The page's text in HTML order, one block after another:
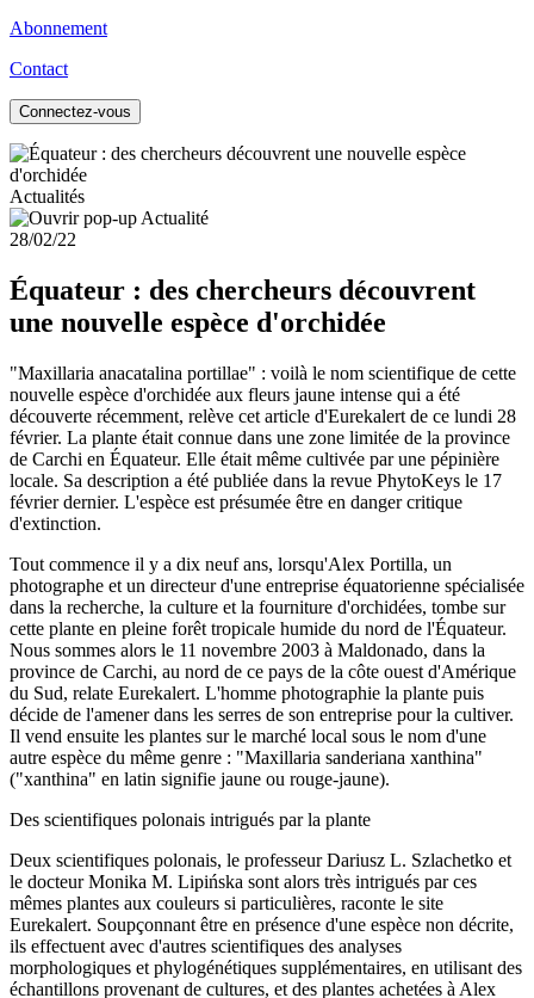
Abonnement
Contact
Connectez-vous
Actualités
28/02/22
Équateur : des chercheurs découvrent
une nouvelle espèce d'orchidée
"Maxillaria anacatalina portillae" : voilà le nom scientifique de cette
nouvelle espèce d'orchidée aux fleurs jaune intense qui a été
découverte récemment, relève cet article d'Eurekalert de ce lundi 28
février. La plante était connue dans une zone limitée de la province
de Carchi en Équateur. Elle était même cultivée par une pépinière
locale. Sa description a été publiée dans la revue PhytoKeys le 17
février dernier. L'espèce est présumée être en danger critique
d'extinction.
Tout commence il y a dix neuf ans, lorsqu'Alex Portilla, un
photographe et un directeur d'une entreprise équatorienne spécialisée
dans la recherche, la culture et la fourniture d'orchidées, tombe sur
cette plante en pleine forêt tropicale humide du nord de l'Équateur.
Nous sommes alors le 11 novembre 2003 à Maldonado, dans la
province de Carchi, au nord de ce pays de la côte ouest d'Amérique
du Sud, relate Eurekalert. L'homme photographie la plante puis
décide de l'amener dans les serres de son entreprise pour la cultiver.
Il vend ensuite les plantes sur le marché local sous le nom d'une
autre espèce du même genre : "Maxillaria sanderiana xanthina"
("xanthina" en latin signifie jaune ou rouge-jaune).
Des scientifiques polonais intrigués par la plante
Deux scientifiques polonais, le professeur Dariusz L. Szlachetko et
le docteur Monika M. Lipińska sont alors très intrigués par ces
mêmes plantes aux couleurs si particulières, raconte le site
Eurekalert. Soupçonnant être en présence d'une espèce non décrite,
ils effectuent avec d'autres scientifiques des analyses
morphologiques et phylogénétiques supplémentaires, en utilisant des
échantillons provenant de cultures, et des plantes achetées à Alex